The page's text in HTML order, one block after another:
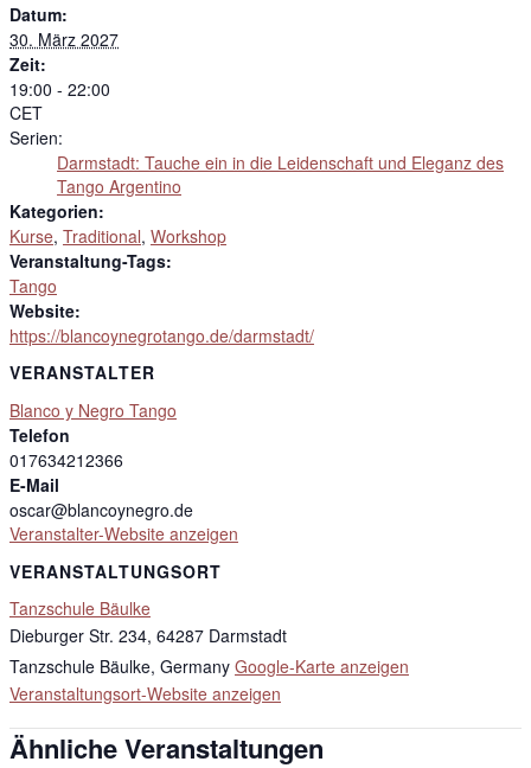
Datum:
30. März 2027
Zeit:
19:00 - 22:00
CET
Serien:
Darmstadt: Tauche ein in die Leidenschaft und Eleganz des
Tango Argentino
Kategorien:
Kurse, Traditional, Workshop
Veranstaltung-Tags:
Tango
Website:
https://blancoynegrotango.de/darmstadt/
VERANSTALTER
Blanco y Negro Tango
Telefon
017634212366
E-Mail
oscar@blancoynegro.de
Veranstalter-Website anzeigen
VERANSTALTUNGSORT
Tanzschule Bäulke
Dieburger Str. 234, 64287 Darmstadt
Tanzschule Bäulke, Germany Google-Karte anzeigen
Veranstaltungsort-Website anzeigen
Ähnliche Veranstaltungen